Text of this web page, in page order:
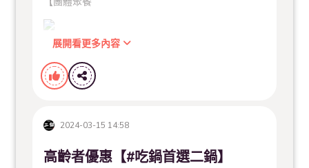
優惠內容】
滿12人送1人
展開看更多內容
2024-03-15 14:58
高齡者優惠【#吃鍋首選二鍋】